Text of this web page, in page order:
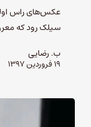
عکس‌های راس
سیلک رود که
ب. رضایی
۱۹ فروردین ۱۳۹۷